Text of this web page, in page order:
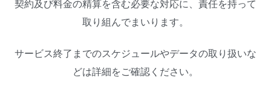
契約及び料金の精算を含む必要な対応に、責任を持って
取り組んでまいります。
サービス終了までのスケジュールやデータの取り扱いな
どは詳細をご確認ください。